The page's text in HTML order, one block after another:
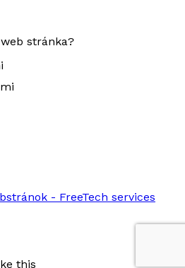
stránka?
- FreeTech services
this